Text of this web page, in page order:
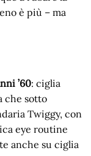
è più – ma
’60: ciglia
che sotto
Twiggy, con
eye routine
anche su ciglia